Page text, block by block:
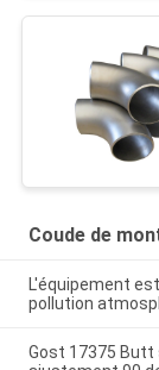
Coude de
L'équipement
pollution
Gost 17375 Butt